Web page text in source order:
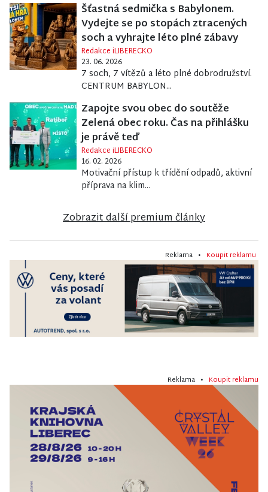
Šťastná sedmička s Babylonem.
Vydejte se po stopách ztracených
soch a vyhrajte léto plné zábavy
Redakce iLIBERECKO
23. 06. 2026
7 soch, 7 vítězů a léto plné dobrodružství.
CENTRUM BABYLON...
Zapojte svou obec do soutěže
Zelená obec roku. Čas na přihlášku
je právě teď
Redakce iLIBERECKO
16. 02. 2026
Motivační přístup k třídění odpadů, aktivní
příprava na klim...
Zobrazit další premium články
Reklama • Koupit reklamu
Reklama • Koupit reklamu